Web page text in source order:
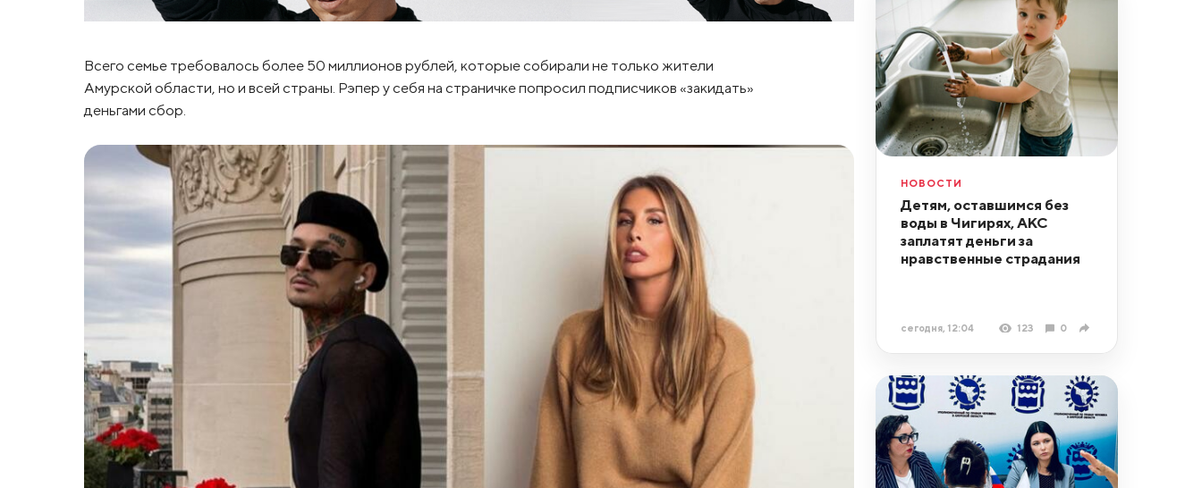
Всего семье требовалось более 50 миллионов рублей, которые собирали не только жители
Амурской области, но и всей страны. Рэпер у себя на страничке попросил подписчиков «закидать»
деньгами сбор.
НОВОСТИ
Детям, оставшимся без
воды в Чигирях, АКС
заплатят деньги за
нравственные страдания
сегодня, 12:04 123 0